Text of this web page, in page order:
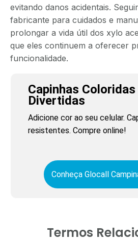
evitando danos acidentais.
fabricante para cuidados e
prolongar a vida útil dos xylo
que eles continuem a oferecer
funcionalidade.
Capinhas Coloridas
Divertidas
Adicione cor ao seu celular.
resistentes. Compre online!
Conheça Glocall
Termos